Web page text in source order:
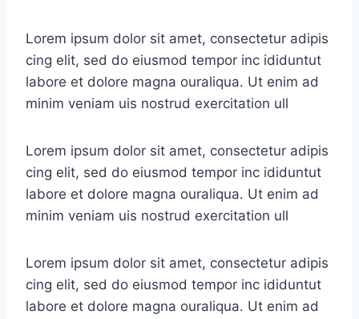
Lorem ipsum dolor sit amet, consectetur adipis
cing elit, sed do eiusmod tempor inc ididuntut
labore et dolore magna ouraliqua. Ut enim ad
minim veniam uis nostrud exercitation ull
Lorem ipsum dolor sit amet, consectetur adipis
cing elit, sed do eiusmod tempor inc ididuntut
labore et dolore magna ouraliqua. Ut enim ad
minim veniam uis nostrud exercitation ull
Lorem ipsum dolor sit amet, consectetur adipis
cing elit, sed do eiusmod tempor inc ididuntut
labore et dolore magna ouraliqua. Ut enim ad